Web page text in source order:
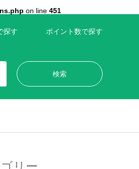
on line 451
探す ポイント数で探す
リー